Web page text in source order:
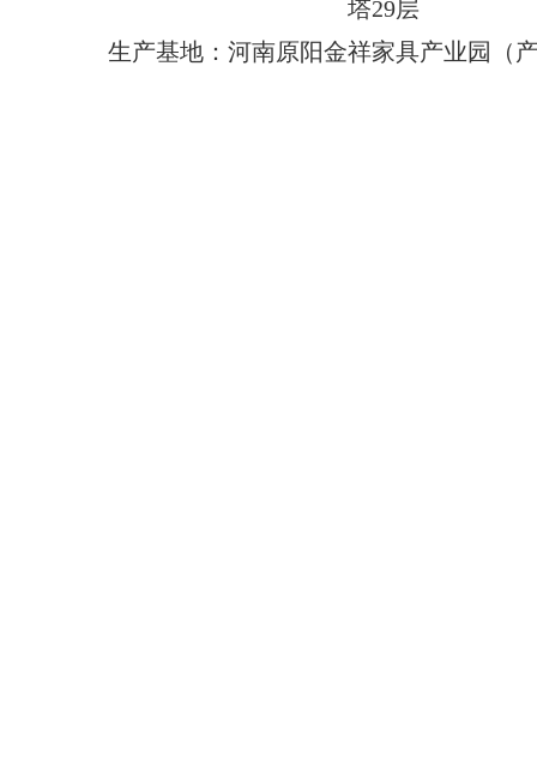
塔29层
生产基地：河南原阳金祥家具产业园（